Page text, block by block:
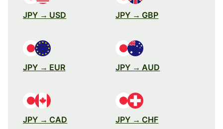
JPY → USD JPY → GBP
JPY → EUR JPY → AUD
JPY → CAD JPY → CHF